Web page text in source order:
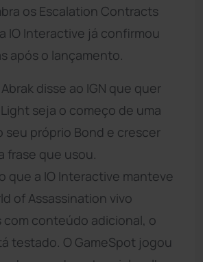
os Escalation Contracts
IO Interactive já confirmou
após o lançamento.
Abrak disse ao IGN que quer
seja o começo de uma
seu próprio Bond e crescer
frase que usou.
que a IO Interactive manteve
of Assassination vivo
com conteúdo adicional, o
testado. O GameSpot jogou